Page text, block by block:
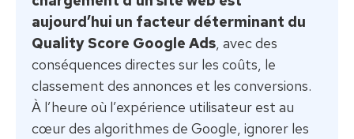
aujourd’hui un facteur déterminant du
Quality Score Google Ads, avec des
conséquences directes sur les coûts, le
classement des annonces et les conversions.
À l’heure où l’expérience utilisateur est au
cœur des algorithmes de Google, ignorer les